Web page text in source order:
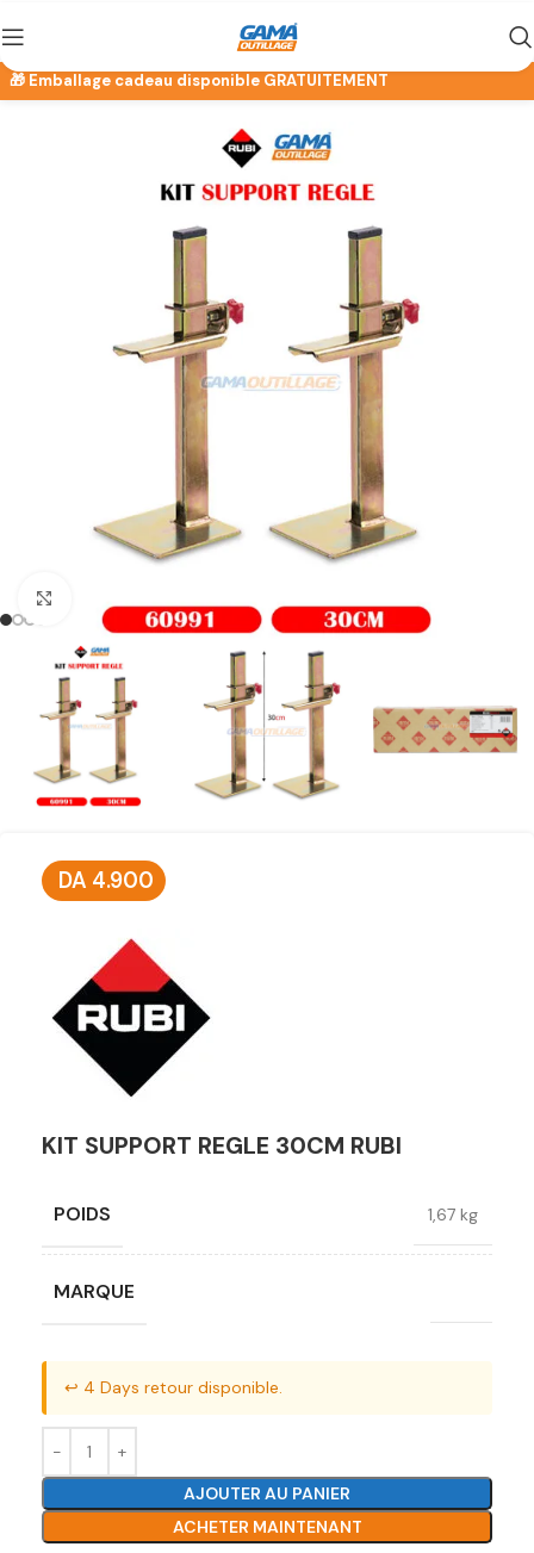
DA 4.900
KIT SUPPORT REGLE 30CM RUBI
POIDS 1,67 kg
MARQUE
↩️ 4 Days retour disponible.
AJOUTER AU PANIER
ACHETER MAINTENANT